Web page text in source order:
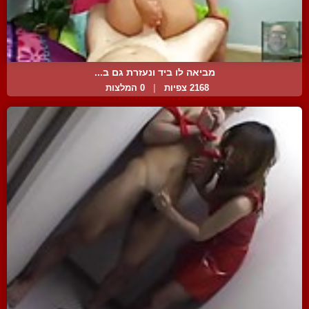
מביאה לו ביד ונעזרת גם ב...
2168 צפיות | 0 המלצות